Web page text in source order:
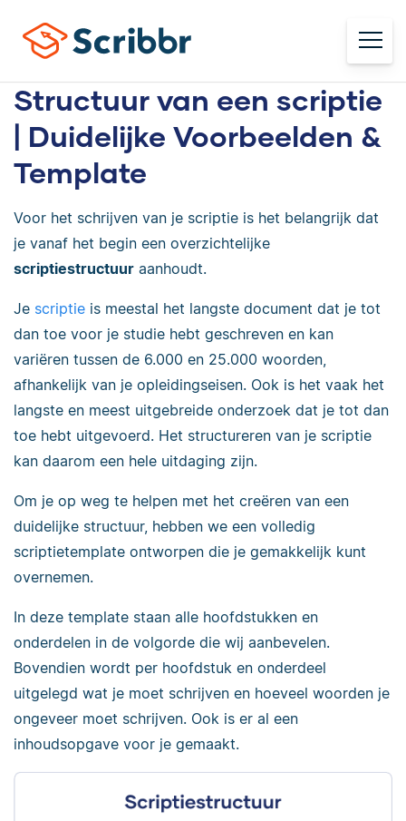
Structuur van een scriptie
| Duidelijke Voorbeelden &
Template
Voor het schrijven van je scriptie is het belangrijk dat
je vanaf het begin een overzichtelijke
scriptiestructuur aanhoudt.
Je scriptie is meestal het langste document dat je tot
dan toe voor je studie hebt geschreven en kan
variëren tussen de 6.000 en 25.000 woorden,
afhankelijk van je opleidingseisen. Ook is het vaak het
langste en meest uitgebreide onderzoek dat je tot dan
toe hebt uitgevoerd. Het structureren van je scriptie
kan daarom een hele uitdaging zijn.
Om je op weg te helpen met het creëren van een
duidelijke structuur, hebben we een volledig
scriptietemplate ontworpen die je gemakkelijk kunt
overnemen.
In deze template staan alle hoofdstukken en
onderdelen in de volgorde die wij aanbevelen.
Bovendien wordt per hoofdstuk en onderdeel
uitgelegd wat je moet schrijven en hoeveel woorden je
ongeveer moet schrijven. Ook is er al een
inhoudsopgave voor je gemaakt.